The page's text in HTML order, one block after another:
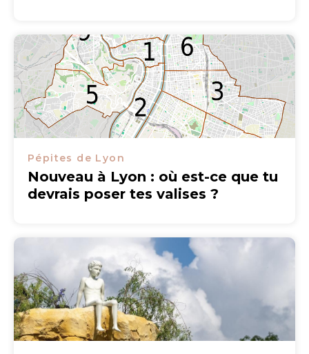
Pépites de Lyon
Nouveau à Lyon : où est-ce que tu
devrais poser tes valises ?